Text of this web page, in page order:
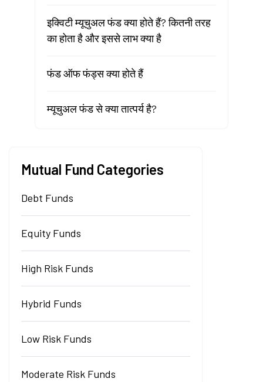
इक्विटी म्यूचुअल फंड क्या होते हैं? कितनी तरह
का होता है और इससे लाभ क्या है
फंड ऑफ फंड्स क्या होते हैं
म्यूचुअल फंड से क्या तात्पर्य है?
Mutual Fund Categories
Debt Funds
Equity Funds
High Risk Funds
Hybrid Funds
Low Risk Funds
Moderate Risk Funds